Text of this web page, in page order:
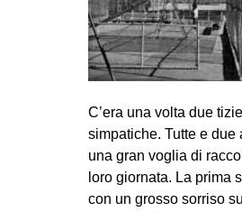
SPAZI
SPORT
MOVIMENTI
AMBIENTE
DIRITTO
GENERI
C’era una volta due
simpatiche. Tutte e due
una gran voglia di
loro giornata. La prima
con un grosso sorriso